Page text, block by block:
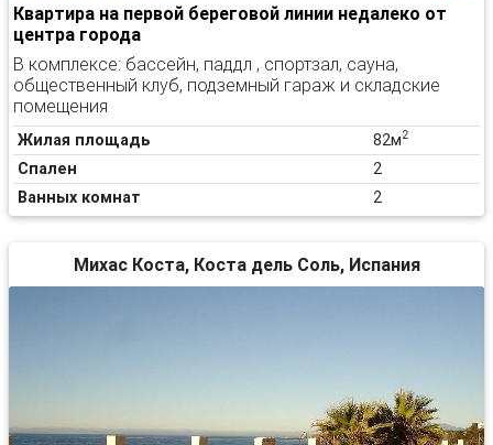
Квартира на первой береговой линии недалеко от
центра города
В комплексе: бассейн, паддл , спортзал, сауна,
общественный клуб, подземный гараж и складские
помещения
Жилая площадь 82м2
Спален
2
Ванных комнат
2
Михас Коста, Коста дель Соль, Испания